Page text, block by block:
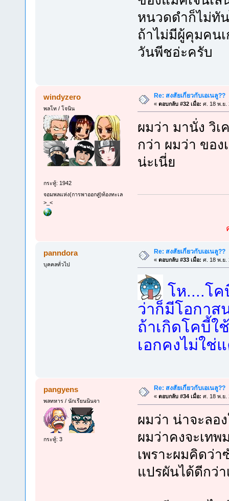
หนวดดำก็ไม่ทั
ถ้าไม่มีผู้คุมคน
วันพีชอ่ะครับ
windyzero
พลโท / โจนิน
กระทู้: 1942
จอมพลแห่ง(การพาออกสู่)ท้องทะเล
>_<
Re: สงสัยเกี่ยวกับเอเนลู??
« ตอบกลับ #32 เมื่อ: ศ. 18 พ.ย.
ผมว่า มานั่ง วิ
กว่า ผมว่า ของ
น่ะเนี่ย
panndora
บุคคลทั่วไป
Re: สงสัยเกี่ยวกับเอเนลู??
« ตอบกลับ #33 เมื่อ: ศ. 18 พ.ย.
โห....โค
ว่าก็มีโอกาส
ถ้าเกิดโคบี้ใ
เอกคงไม่ใช่
pangyens
พลทหาร / นักเรียนนินจา
กระทู้: 3
Re: สงสัยเกี่ยวกับเอเนลู??
« ตอบกลับ #34 เมื่อ: ศ. 18 พ.ย.
ผมว่า น่าจะลอ
ผมว่าคงจะเทพ
เพราะผมคิดว่
แปรผันได้ดีกว่า